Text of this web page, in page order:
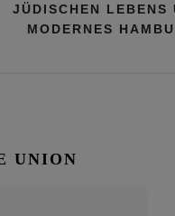
JÜDISCHEN LEBENS
MODERNES
UNION